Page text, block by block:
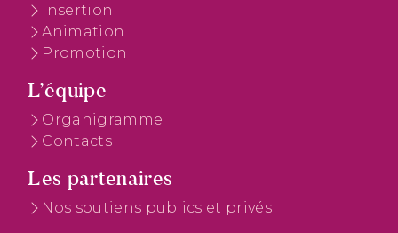
Insertion
Animation
Promotion
L’équipe
Organigramme
Contacts
Les partenaires
Nos soutiens publics et privés